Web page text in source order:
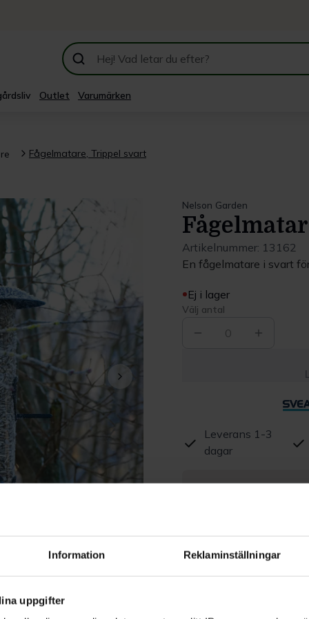
Information Reklaminställningar
uppgifter
Outlet Varumärken
Fågelmatare, Trippel svart
Nelson Garden
Artikelnummer: 13162
En fågelmatare i svart
Ej i lager
Välj antal
0
Leverans 1-3
dagar